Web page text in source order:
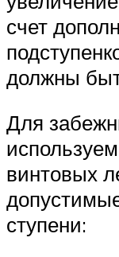
счет
должны
Для
винтовых
ступени: